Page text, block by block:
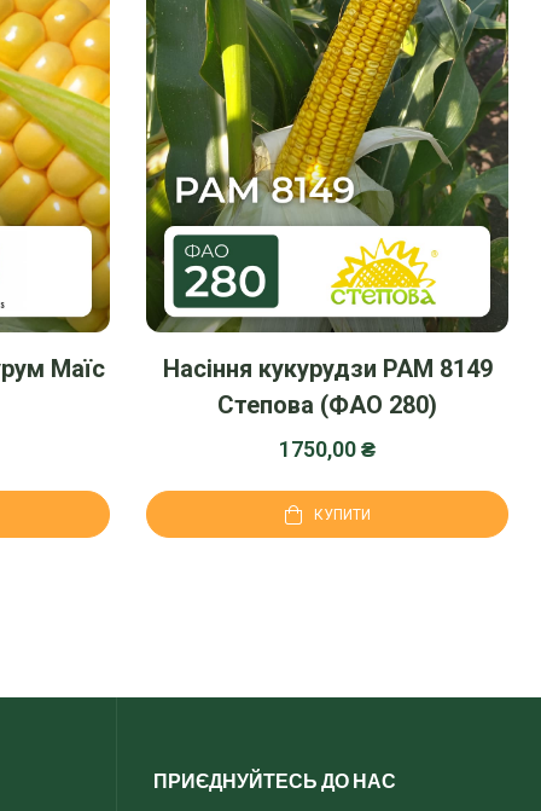
Маїс
Насіння кукурудзи РАМ 8149
Степова (ФАО 280)
1750,00₴
КУПИТИ
ПРИЄДНУЙТЕСЬ ДО НАС